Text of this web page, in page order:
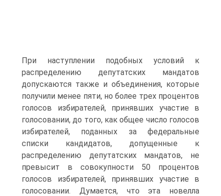
При наступлении подобных условий к
распределению депутатских мандатов
допускаются также и объединения, которые
получили менее пяти, но более трех процентов
голосов избирателей, принявших участие в
голосовании, до того, как общее число голосов
избирателей, поданных за федеральные
списки кандидатов, допущенные к
распределению депутатских мандатов, не
превысит в совокупности 50 процентов
голосов избирателей, принявших участие в
голосовании. Думается, что эта новелла